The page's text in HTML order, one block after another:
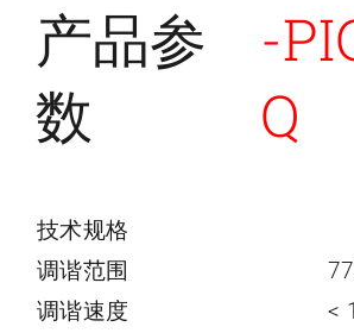
产品参
数
-
Q
技术规格
调谐范围
调谐速度
<